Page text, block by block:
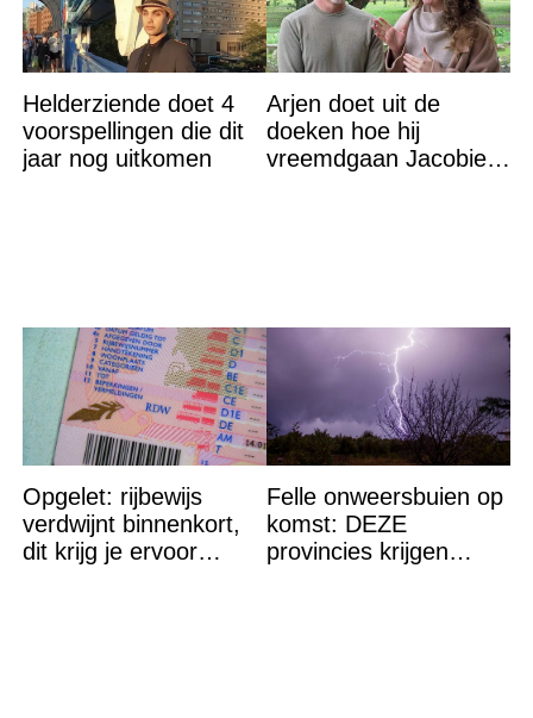
Helderziende doet 4
voorspellingen die dit
jaar nog uitkomen
Arjen doet uit de
doeken hoe hij
vreemdgaan Jacobien
Opgelet: rijbewijs
verdwijnt binnenkort,
dit krijg je ervoor
Felle onweersbuien op
komst: DEZE
provincies krijgen